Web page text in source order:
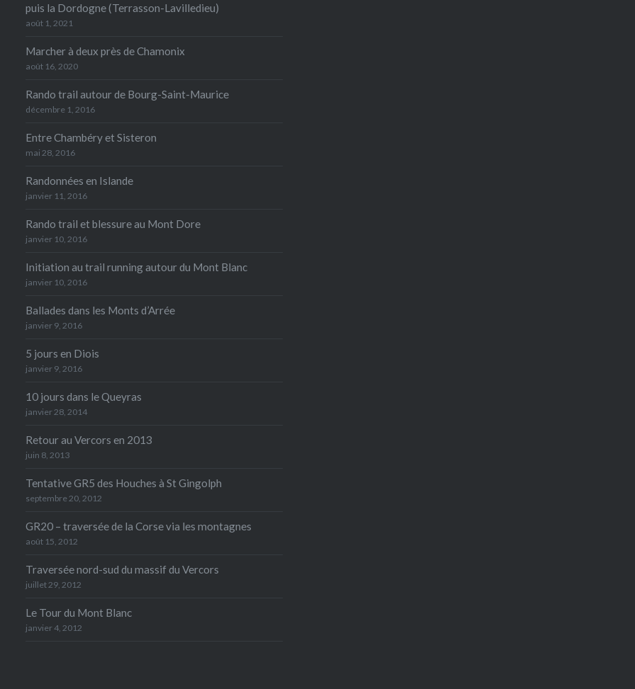
puis la Dordogne (Terrasson-Lavilledieu)
août 1, 2021
Marcher à deux près de Chamonix
août 16, 2020
Rando trail autour de Bourg-Saint-Maurice
décembre 1, 2016
Entre Chambéry et Sisteron
mai 28, 2016
Randonnées en Islande
janvier 11, 2016
Rando trail et blessure au Mont Dore
janvier 10, 2016
Initiation au trail running autour du Mont Blanc
janvier 10, 2016
Ballades dans les Monts d’Arrée
janvier 9, 2016
5 jours en Diois
janvier 9, 2016
10 jours dans le Queyras
janvier 28, 2014
Retour au Vercors en 2013
juin 8, 2013
Tentative GR5 des Houches à St Gingolph
septembre 20, 2012
GR20 – traversée de la Corse via les montagnes
août 15, 2012
Traversée nord-sud du massif du Vercors
juillet 29, 2012
Le Tour du Mont Blanc
janvier 4, 2012